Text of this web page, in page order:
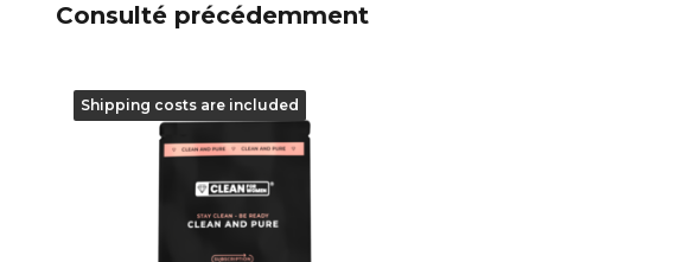
Consulté précédemment
Shipping costs are included